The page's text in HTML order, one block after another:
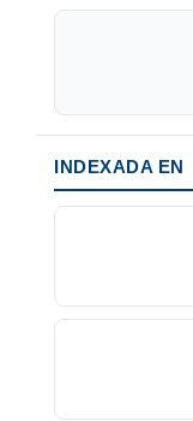
INDEXADA EN